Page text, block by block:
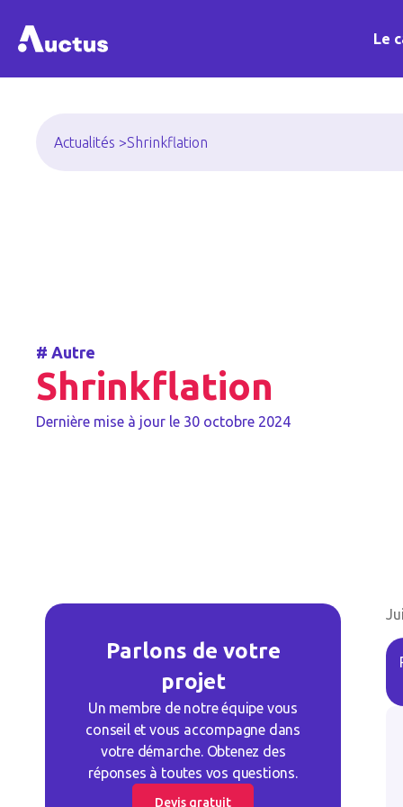
Le
Actualités >Shrinkflation
# Autre
Shrinkflation
Dernière mise à jour le 30 octobre 2024
Parlons de votre
projet
Un membre de notre équipe vous
conseil et vous accompagne dans
votre démarche. Obtenez des
réponses à toutes vos questions.
Devis gratuit